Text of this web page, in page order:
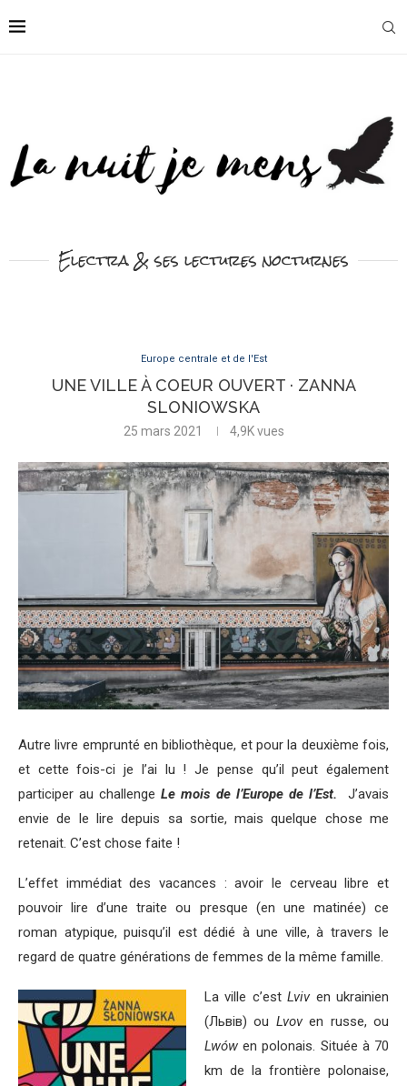
Electra & ses lectures nocturnes
Europe centrale et de l'Est
UNE VILLE À COEUR OUVERT · ZANNA
SLONIOWSKA
25 mars 2021 4,9Kvues
Autre livre emprunté en bibliothèque, et pour la deuxième fois,
et cette fois-ci je l’ai lu ! Je pense qu’il peut également
participer au challengeLe mois de l’Europe de l’Est.J’avais
envie de le lire depuis sa sortie, mais quelque chose me
retenait. C’est chose faite !
L’effet immédiat des vacances : avoir le cerveau libre et
pouvoir lire d’une traite ou presque (en une matinée) ce
roman atypique, puisqu’il est dédié à une ville, à travers le
regard de quatre générations de femmes de la même famille.
La ville c’estLviven ukrainien
(Львів)ou Lvoven russe, ou
Lwów en polonais. Située à 70
km de la frontière polonaise,